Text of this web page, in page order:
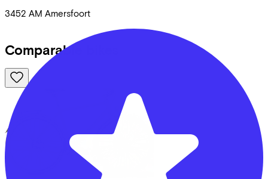
3452 AM Amersfoort
Comparable bikes